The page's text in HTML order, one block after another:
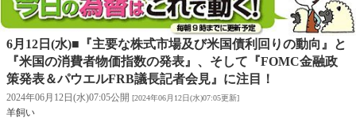
6月12日(水)■『主要な株式市場及び米国債利回りの動向』と
『米国の消費者物価指数の発表』、そして『FOMC金融政
策発表＆パウエルFRB議長記者会見』に注目！
2024年06月12日(水)07:05公開 [2024年06月12日(水)07:05更新]
羊飼い